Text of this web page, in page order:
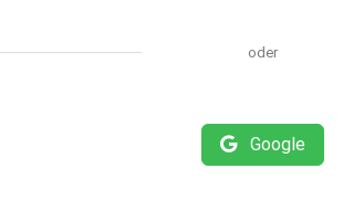
oder
Google